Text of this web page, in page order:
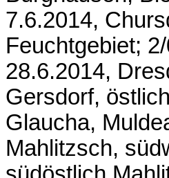
7.6.2014,
Feuchtgebiet;
28.6.2014,
Gersdorf,
Glaucha,
Mahlitzsch,